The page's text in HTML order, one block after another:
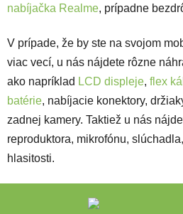
nabíjačka Realme, prípadne
V prípade, že by ste na svojom
viac vecí, u nás nájdete rôzne
ako napríklad LCD displeje, flex
batérie, nabíjacie konektory,
zadnej kamery. Taktiež u nás
reproduktora, mikrofónu,
hlasitosti.